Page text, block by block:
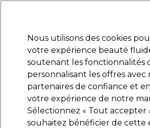
Se
Marques Bons plans Coiffure
Livraison et délais
lire la suite
Wella Professionals
Nous utilisons des cookies
votre expérience beauté
soutenant les fonctionnalités
personnalisant les offres avec
partenaires de confiance et
votre expérience de notre
Sélectionnez « Tout accepter
souhaitez bénéficier de cette